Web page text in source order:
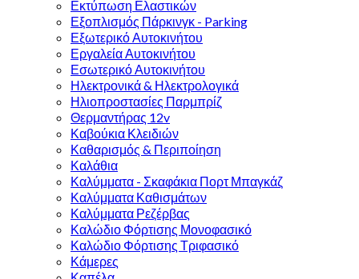
Εκτύπωση Ελαστικών
Εξοπλισμός Πάρκινγκ - Parking
Εξωτερικό Αυτοκινήτου
Εργαλεία Αυτοκινήτου
Εσωτερικό Αυτοκινήτου
Ηλεκτρονικά & Ηλεκτρολογικά
Ηλιοπροστασίες Παρμπρίζ
Θερμαντήρας 12v
Καβούκια Κλειδιών
Καθαρισμός & Περιποίηση
Καλάθια
Καλύμματα - Σκαφάκια Πορτ Μπαγκάζ
Καλύμματα Καθισμάτων
Καλύμματα Ρεζέρβας
Καλώδιο Φόρτισης Μονοφασικό
Καλώδιο Φόρτισης Τριφασικό
Κάμερες